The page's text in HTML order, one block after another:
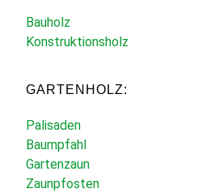
Bauholz
Konstruktionsholz
GARTENHOLZ:
Palisaden
Baumpfahl
Gartenzaun
Zaunpfosten